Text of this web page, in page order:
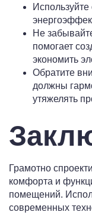
Не
помогает
экономить
Обратите
должны
утяжелять
Грамотно
комфорта и
помещений.
современных